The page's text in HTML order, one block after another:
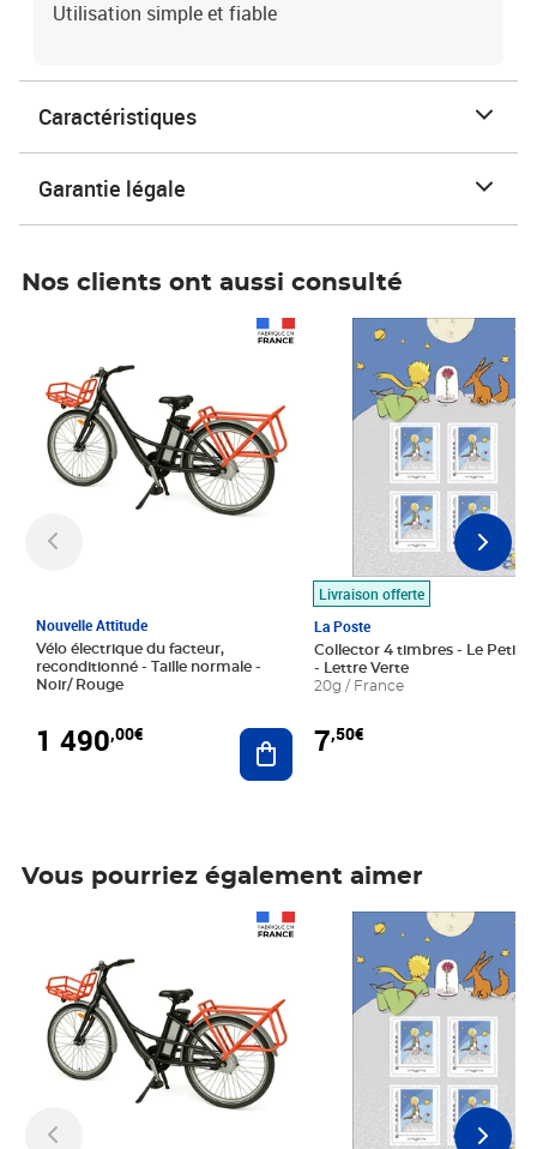
Utilisation simple et fiable
Caractéristiques
Garantie légale
Nos clients ont aussi consulté
Nouvelle Attitude
Vélo électrique du facteur,
reconditionné - Taille normale -
Noir/ Rouge
1 490,00€ Ajouter au panier
Livraison offerte
La Poste
Collector 4 timbres - Le Petit
- Lettre Verte
20g / France
7,50€
Prix 7,50€
Vous pourriez également aimer
Prix 7,50€